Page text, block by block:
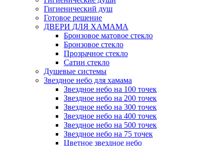
Гигиенический душ
Готовое решение
ДВЕРИ ДЛЯ ХАМАМА
Бронзовое матовое стекло
Бронзовое стекло
Прозрачное стекло
Сатин стекло
Душевые системы
Звездное небо для хамама
Звездное небо на 100 точек
Звездное небо на 200 точек
Звездное небо на 300 точек
Звездное небо на 400 точек
Звездное небо на 500 точек
Звездное небо на 75 точек
Цветное звездное небо